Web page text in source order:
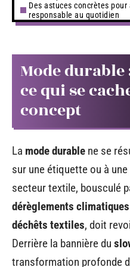
Des astuces concrètes
responsable au quotidien
Mode
ce qui se
concept
La mode durable ne se
sur une étiquette ou à
secteur textile, bousculé
dérèglements climatiques
déchêts textiles, doit
Derrière la bannière du
transformation profonde